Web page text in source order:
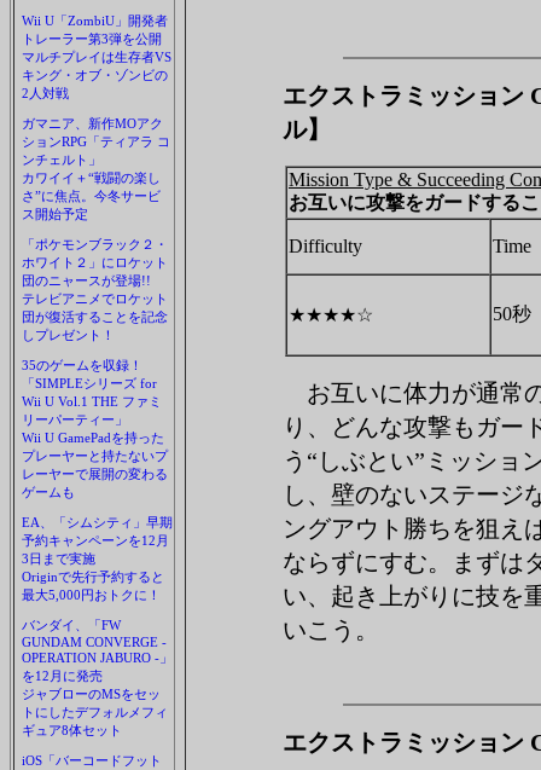
Wii U「ZombiU」開発者
トレーラー第3弾を公開
マルチプレイは生存者VS
キング・オブ・ゾンビの
2人対戦
ガマニア、新作MOアク
ションRPG「ティアラ コ
ンチェルト」
カワイイ＋“戦闘の楽し
さ”に焦点。今冬サービ
ス開始予定
「ポケモンブラック２・
ホワイト２」にロケット
団のニャースが登場!!
テレビアニメでロケット
団が復活することを記念
しプレゼント！
35のゲームを収録！
「SIMPLEシリーズ for
Wii U Vol.1 THE ファミ
リーパーティー」
Wii U GamePadを持った
プレーヤーと持たないプ
レーヤーで展開の変わる
ゲームも
EA、「シムシティ」早期
予約キャンペーンを12月
3日まで実施
Originで先行予約すると
最大5,000円おトクに！
バンダイ、「FW
GUNDAM CONVERGE -
OPERATION JABURO -」
を12月に発売
ジャブローのMSをセッ
トにしたデフォルメフィ
ギュア8体セット
iOS「バーコードフット
エクストラミッション
ル】
Mission Type & Succeeding
お互いに攻撃をガードする
Difficulty Time
★★★★☆ 50秒
お互いに体力が通常
り、どんな攻撃もガー
う“しぶとい”ミッショ
し、壁のないステージ
ングアウト勝ちを狙え
ならずにすむ。まずは
い、起き上がりに技を
いこう。
エクストラミッション